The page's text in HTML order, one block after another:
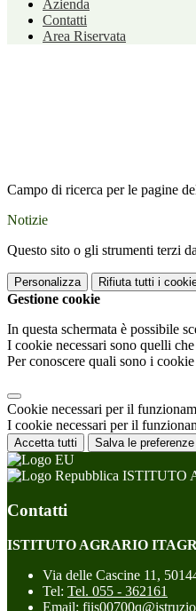
Azienda
Contatti
Area Riservata
Campo di ricerca per le pagine
Notizie
Questo sito o gli strumenti terzi
Personalizza Rifiuta tutti i
Gestione cookie
In questa schermata è possibile
I cookie necessari sono quelli
Per conoscere quali sono i
Cookie necessari per il
I cookie necessari per il
Accetta tutti Salva le preferenze
ISTITUTO
Contatti
ISTITUTO AGRARIO ITAGR
Via delle Cascine 11,
Tel: Tel. 055 - 362161
Email: